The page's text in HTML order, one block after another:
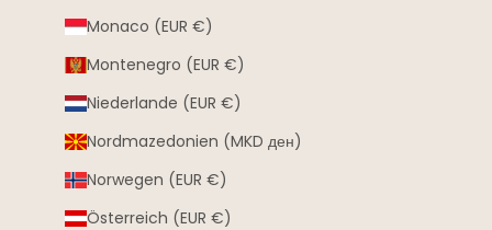
Monaco (EUR €)
Montenegro (EUR €)
Niederlande (EUR €)
Nordmazedonien (MKD ден)
Norwegen (EUR €)
Österreich (EUR €)